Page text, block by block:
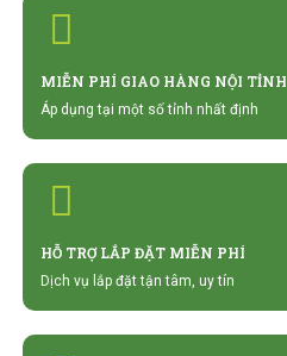
MIỄN PHÍ GIAO HÀNG NỘI TỈNH
Áp dụng tại một số tỉnh nhất định
HỖ TRỢ LẮP ĐẶT MIỄN PHÍ
Dịch vụ lắp đặt tận tâm, uy tín